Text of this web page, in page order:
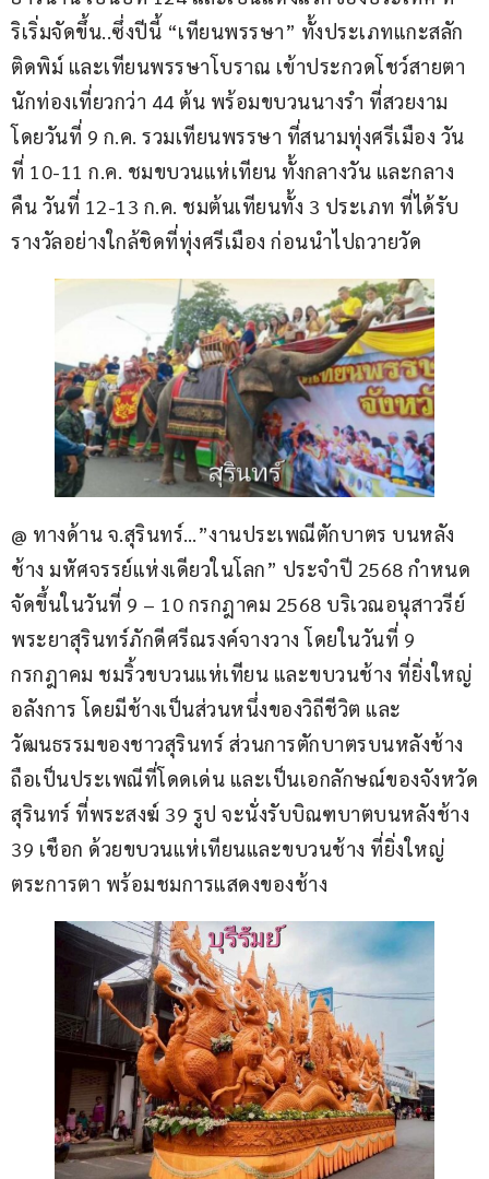
ริเริ่มจัดขึ้น..ซึ่งปีนี้ “เทียนพรรษา” ทั้งประเภทแกะสลัก
ติดพิม์ และเทียนพรรษาโบราณ เข้าประกวดโชว์สายตา
นักท่องเที่ยวกว่า 44 ต้น พร้อมขบวนนางรำ ที่สวยงาม
โดยวันที่ 9 ก.ค. รวมเทียนพรรษา ที่สนามทุ่งศรีเมือง วัน
ที่ 10-11 ก.ค. ชมขบวนแห่เทียน ทั้งกลางวัน และกลาง
คืน วันที่ 12-13 ก.ค. ชมต้นเทียนทั้ง 3 ประเภท ที่ได้รับ
รางวัลอย่างใกล้ชิดที่ทุ่งศรีเมือง ก่อนนำไปถวายวัด
@ ทางด้าน จ.สุรินทร์…”งานประเพณีตักบาตร บนหลัง
ช้าง มหัศจรรย์แห่งเดียวในโลก” ประจำปี 2568 กำหนด
จัดขึ้นในวันที่ 9 – 10 กรกฎาคม 2568 บริเวณอนุสาวรีย์
พระยาสุรินทร์ภักดีศรีณรงค์จางวาง โดยในวันที่ 9
กรกฎาคม ชมริ้วขบวนแห่เทียน และขบวนช้าง ที่ยิ่งใหญ่
อลังการ โดยมีช้างเป็นส่วนหนึ่งของวิถีชีวิต และ
วัฒนธรรมของชาวสุรินทร์ ส่วนการตักบาตรบนหลังช้าง
ถือเป็นประเพณีที่โดดเด่น และเป็นเอกลักษณ์ของจังหวัด
สุรินทร์ ที่พระสงฆ์ 39 รูป จะนั่งรับบิณฑบาตบนหลังช้าง
39 เชือก ด้วยขบวนแห่เทียนและขบวนช้าง ที่ยิ่งใหญ่
ตระการตา พร้อมชมการแสดงของช้าง